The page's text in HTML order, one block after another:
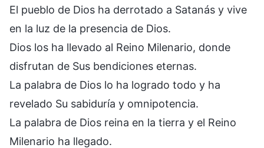
El pueblo de Dios ha derrotado a Satanás y vive
en la luz de la presencia de Dios.
Dios los ha llevado al Reino Milenario, donde
disfrutan de Sus bendiciones eternas.
La palabra de Dios lo ha logrado todo y ha
revelado Su sabiduría y omnipotencia.
La palabra de Dios reina en la tierra y el Reino
Milenario ha llegado.